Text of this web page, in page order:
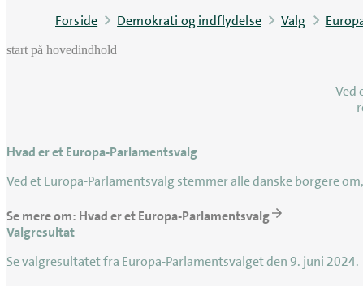
Forside Demokrati og indflydelse Valg
start på hovedindhold
Ved
Hvad er et Europa-Parlamentsvalg
Ved et Europa-Parlamentsvalg stemmer alle danske borgere
Se mere om: Hvad er et Europa-Parlamentsvalg
Valgresultat
Se valgresultatet fra Europa-Parlamentsvalget den 9. juni 2024.